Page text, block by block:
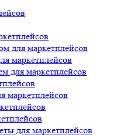
для маркетплейсов
маркетплейсов
для маркетплейсов
маркетплейсов
для маркетплейсов